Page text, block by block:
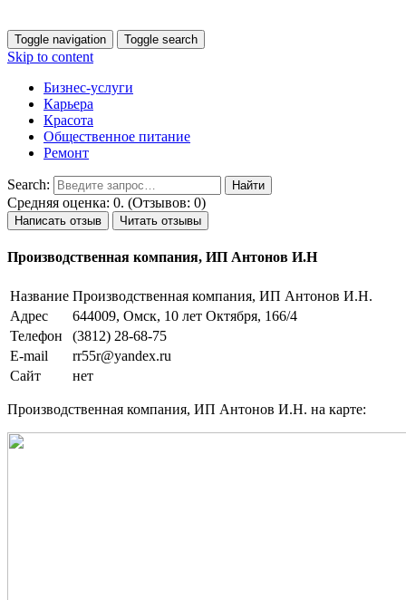
Toggle navigation Toggle search
Skip to content
Бизнес-услуги
Карьера
Красота
Общественное питание
Ремонт
Search:
Средняя оценка: 0. (Отзывов: 0)
Написать отзыв Читать отзывы
Производственная компания, ИП Антонов И.Н
Название Производственная компания, ИП Антонов И.Н.
Адрес
644009, Омск, 10 лет Октября, 166/4
Телефон
(3812) 28-68-75
E-mail
rr55r@yandex.ru
Сайт
нет
Производственная компания, ИП Антонов И.Н. на карте: